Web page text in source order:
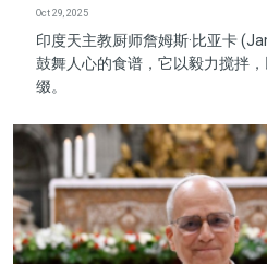
Oct 29, 2025
印度天主教厨师詹姆斯·比亚卡
鼓舞人心的食谱，它以毅力搅拌
缀。